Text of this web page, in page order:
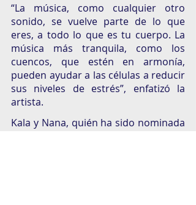
“La música, como cualquier otro
sonido, se vuelve parte de lo que
eres, a todo lo que es tu cuerpo. La
música más tranquila, como los
cuencos, que estén en armonía,
pueden ayudar a las células a reducir
sus niveles de estrés”, enfatizó la
artista.
Kala y Nana, quién ha sido nominada